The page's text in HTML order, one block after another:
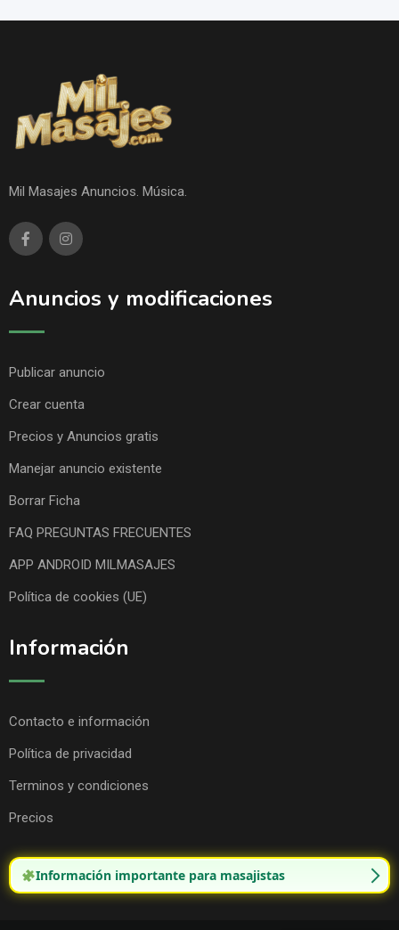
Mil Masajes Anuncios. Música.
Anuncios y modificaciones
Publicar anuncio
Crear cuenta
Precios y Anuncios gratis
Manejar anuncio existente
Borrar Ficha
FAQ PREGUNTAS FRECUENTES
APP ANDROID MILMASAJES
Política de cookies (UE)
Información
Contacto e información
Política de privacidad
Terminos y condiciones
Precios
Información importante para masajistas